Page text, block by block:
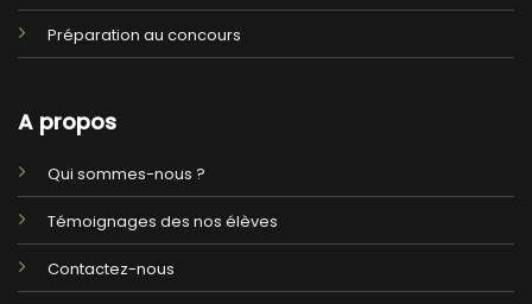
Préparation au concours
A propos
Qui sommes-nous ?
Témoignages des nos élèves
Contactez-nous